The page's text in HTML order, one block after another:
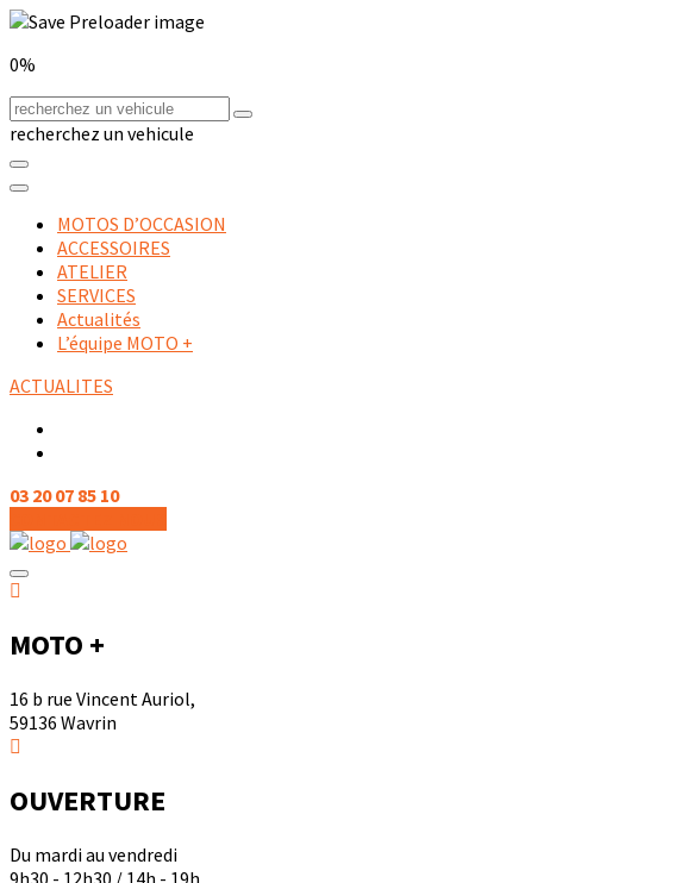
0%
recherchez un vehicule
MOTOS D’OCCASION
ACCESSOIRES
ATELIER
SERVICES
Actualités
L’équipe MOTO +
ACTUALITES
03 20 07 85 10
MOTO +
16 b rue Vincent Auriol,
59136 Wavrin
OUVERTURE
Du mardi au vendredi
9h30 - 12h30 / 14h - 19h